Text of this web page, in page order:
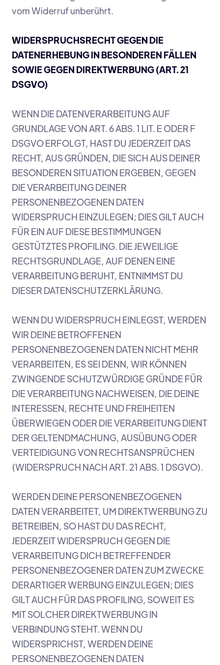
vom Widerruf unberührt.
WIDERSPRUCHSRECHT GEGEN DIE
DATENERHEBUNG IN BESONDEREN FÄLLEN
SOWIE GEGEN DIREKTWERBUNG (ART. 21
DSGVO)
WENN DIE DATENVERARBEITUNG AUF
GRUNDLAGE VON ART. 6 ABS. 1 LIT. E ODER F
DSGVO ERFOLGT, HAST DU JEDERZEIT DAS
RECHT, AUS GRÜNDEN, DIE SICH AUS DEINER
BESONDEREN SITUATION ERGEBEN, GEGEN
DIE VERARBEITUNG DEINER
PERSONENBEZOGENEN DATEN
WIDERSPRUCH EINZULEGEN; DIES GILT AUCH
FÜR EIN AUF DIESE BESTIMMUNGEN
GESTÜTZTES PROFILING. DIE JEWEILIGE
RECHTSGRUNDLAGE, AUF DENEN EINE
VERARBEITUNG BERUHT, ENTNIMMST DU
DIESER DATENSCHUTZERKLÄRUNG.
WENN DU WIDERSPRUCH EINLEGST, WERDEN
WIR DEINE BETROFFENEN
PERSONENBEZOGENEN DATEN NICHT MEHR
VERARBEITEN, ES SEI DENN, WIR KÖNNEN
ZWINGENDE SCHUTZWÜRDIGE GRÜNDE FÜR
DIE VERARBEITUNG NACHWEISEN, DIE DEINE
INTERESSEN, RECHTE UND FREIHEITEN
ÜBERWIEGEN ODER DIE VERARBEITUNG DIENT
DER GELTENDMACHUNG, AUSÜBUNG ODER
VERTEIDIGUNG VON RECHTSANSPRÜCHEN
(WIDERSPRUCH NACH ART. 21 ABS. 1 DSGVO).
WERDEN DEINE PERSONENBEZOGENEN
DATEN VERARBEITET, UM DIREKTWERBUNG ZU
BETREIBEN, SO HAST DU DAS RECHT,
JEDERZEIT WIDERSPRUCH GEGEN DIE
VERARBEITUNG DICH BETREFFENDER
PERSONENBEZOGENER DATEN ZUM ZWECKE
DERARTIGER WERBUNG EINZULEGEN; DIES
GILT AUCH FÜR DAS PROFILING, SOWEIT ES
MIT SOLCHER DIREKTWERBUNG IN
VERBINDUNG STEHT. WENN DU
WIDERSPRICHST, WERDEN DEINE
PERSONENBEZOGENEN DATEN